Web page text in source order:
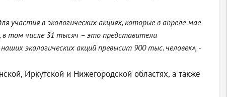
в экологических акциях, которые в апреле-мае
в том числе 31 тысяч – это представители
экологических акций превысит 900 тыс. человек», -
Иркутской и Нижегородской областях, а также